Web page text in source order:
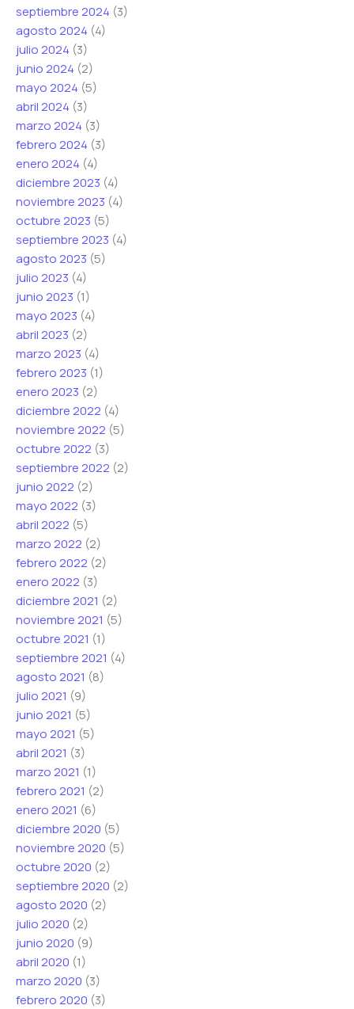
septiembre 2024 (3)
agosto 2024 (4)
julio 2024 (3)
junio 2024 (2)
mayo 2024 (5)
abril 2024 (3)
marzo 2024 (3)
febrero 2024 (3)
enero 2024 (4)
diciembre 2023 (4)
noviembre 2023 (4)
octubre 2023 (5)
septiembre 2023 (4)
agosto 2023 (5)
julio 2023 (4)
junio 2023 (1)
mayo 2023 (4)
abril 2023 (2)
marzo 2023 (4)
febrero 2023 (1)
enero 2023 (2)
diciembre 2022 (4)
noviembre 2022 (5)
octubre 2022 (3)
septiembre 2022 (2)
junio 2022 (2)
mayo 2022 (3)
abril 2022 (5)
marzo 2022 (2)
febrero 2022 (2)
enero 2022 (3)
diciembre 2021 (2)
noviembre 2021 (5)
octubre 2021 (1)
septiembre 2021 (4)
agosto 2021 (8)
julio 2021 (9)
junio 2021 (5)
mayo 2021 (5)
abril 2021 (3)
marzo 2021 (1)
febrero 2021 (2)
enero 2021 (6)
diciembre 2020 (5)
noviembre 2020 (5)
octubre 2020 (2)
septiembre 2020 (2)
agosto 2020 (2)
julio 2020 (2)
junio 2020 (9)
abril 2020 (1)
marzo 2020 (3)
febrero 2020 (3)